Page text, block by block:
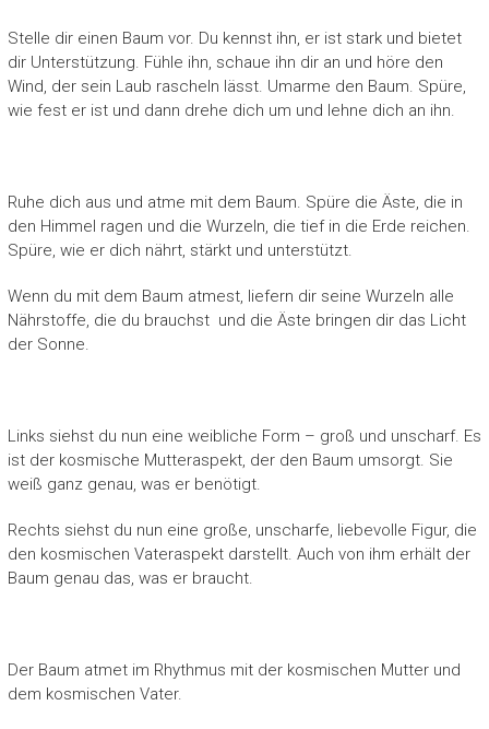
Stelle dir einen Baum vor. Du kennst ihn, er ist stark und bietet
dir Unterstützung. Fühle ihn, schaue ihn dir an und höre den
Wind, der sein Laub rascheln lässt. Umarme den Baum. Spüre,
wie fest er ist und dann drehe dich um und lehne dich an ihn.
Ruhe dich aus und atme mit dem Baum. Spüre die Äste, die in
den Himmel ragen und die Wurzeln, die tief in die Erde reichen.
Spüre, wie er dich nährt, stärkt und unterstützt.
Wenn du mit dem Baum atmest, liefern dir seine Wurzeln alle
Nährstoffe, die du brauchst und die Äste bringen dir das Licht
der Sonne.
Links siehst du nun eine weibliche Form – groß und unscharf. Es
ist der kosmische Mutteraspekt, der den Baum umsorgt. Sie
weiß ganz genau, was er benötigt.
Rechts siehst du nun eine große, unscharfe, liebevolle Figur, die
den kosmischen Vateraspekt darstellt. Auch von ihm erhält der
Baum genau das, was er braucht.
Der Baum atmet im Rhythmus mit der kosmischen Mutter und
dem kosmischen Vater.